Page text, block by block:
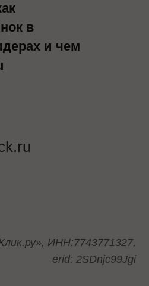
в
и чем
ИНН:7743771327,
erid: 2SDnjc99Jgi